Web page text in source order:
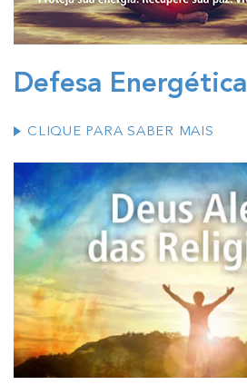
Defesa Energética
CLIQUE PARA SABER MAIS